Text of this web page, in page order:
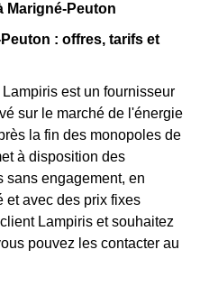
Marigné-Peuton
: offres, tarifs et
est un fournisseur
sur le marché de l'énergie
la fin des monopoles de
à disposition des
sans engagement, en
et avec des prix fixes
Lampiris et souhaitez
pouvez les contacter au